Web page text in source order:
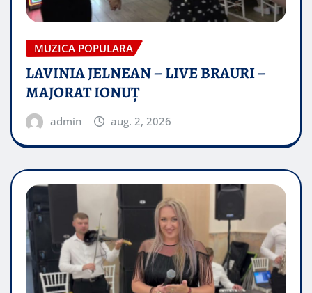
MUZICA POPULARA
LAVINIA JELNEAN – LIVE BRAURI –
MAJORAT IONUŢ
admin aug. 2, 2026